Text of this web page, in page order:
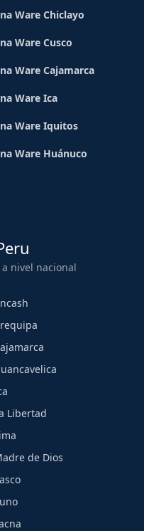
Ware Chiclayo
Ware Cusco
Ware Cajamarca
Ware Ica
Ware Iquitos
Ware Huánuco
nivel nacional
Libertad
de Dios